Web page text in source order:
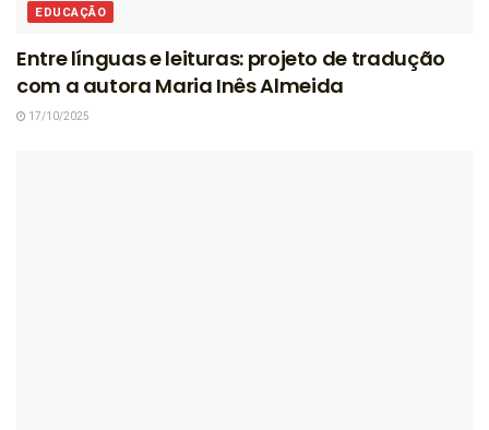
EDUCAÇÃO
Entre línguas e leituras: projeto de tradução
com a autora Maria Inês Almeida
17/10/2025